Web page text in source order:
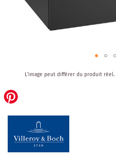
the
beginning
the
gallery
L'image peut différer du produit réel.